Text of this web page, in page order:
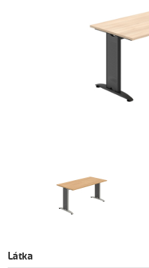
Látka